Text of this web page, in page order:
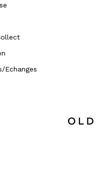
Echanges